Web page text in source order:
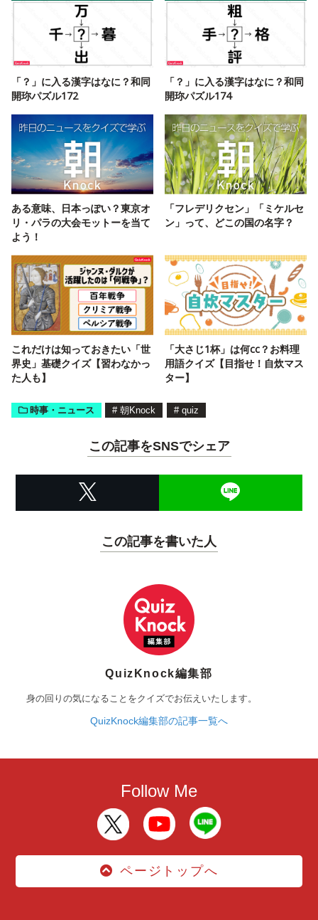
「？」に入る漢字はなに？和同
開珎パズル172
「？」に入る漢字はなに？和同
開珎パズル174
ある意味、日本っぽい？東京オ
リ・パラの大会モットーを当て
よう！
「フレデリクセン」「ミケルセ
ン」って、どこの国の名字？
これだけは知っておきたい「世
界史」基礎クイズ【習わなかっ
た人も】
「大さじ1杯」は何cc？お料理
用語クイズ【目指せ！自炊マス
ター】
時事・ニュース # 朝Knock # quiz
この記事をSNSでシェア
この記事を書いた人
QuizKnock編集部
身の回りの気になることをクイズでお伝えいたします。
QuizKnock編集部の記事一覧へ
Follow Me
ページトップへ